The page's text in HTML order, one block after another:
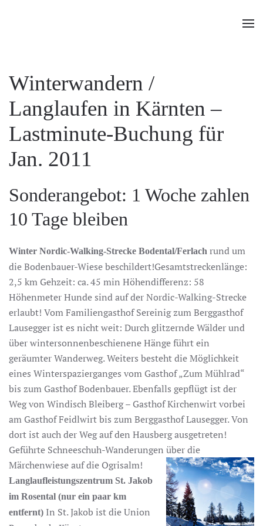
Winterwandern /
Langlaufen in Kärnten –
Lastminute-Buchung für
Jan. 2011
Sonderangebot: 1 Woche zahlen
10 Tage bleiben
Winter Nordic-Walking-Strecke Bodental/Ferlach rund um
die Bodenbauer-Wiese beschildert!Gesamtstreckenlänge:
2,5 km Gehzeit: ca. 45 min Höhendifferenz: 58
Höhenmeter Hunde sind auf der Nordic-Walking-Strecke
erlaubt! Vom Familiengasthof Sereinig zum Berggasthof
Lausegger ist es nicht weit: Durch glitzernde Wälder und
über wintersonnenbeschienene Hänge führt ein
geräumter Wanderweg. Weiters besteht die Möglichkeit
eines Winterspazierganges vom Gasthof „Zum Mühlrad“
bis zum Gasthof Bodenbauer. Ebenfalls gepflügt ist der
Weg von Windisch Bleiberg – Gasthof Kirchenwirt vorbei
am Gasthof Feidlwirt bis zum Berggasthof Lausegger. Von
dort ist auch der Weg auf den Hausberg ausgetreten!
Geführte Schneeschuh-Wanderungen über die
Märchenwiese auf die Ogrisalm!
Langlaufleistungszentrum St. Jakob
im Rosental (nur ein paar km
entfernt) In St. Jakob ist die Union